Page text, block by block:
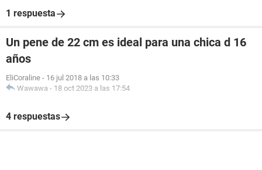
1 respuesta
Un pene de 22 cm es ideal para una chica d 16
años
EliCoraline - 16 jul 2018 a las 10:33
Wawawa - 18 oct 2023 a las 17:54
4 respuestas